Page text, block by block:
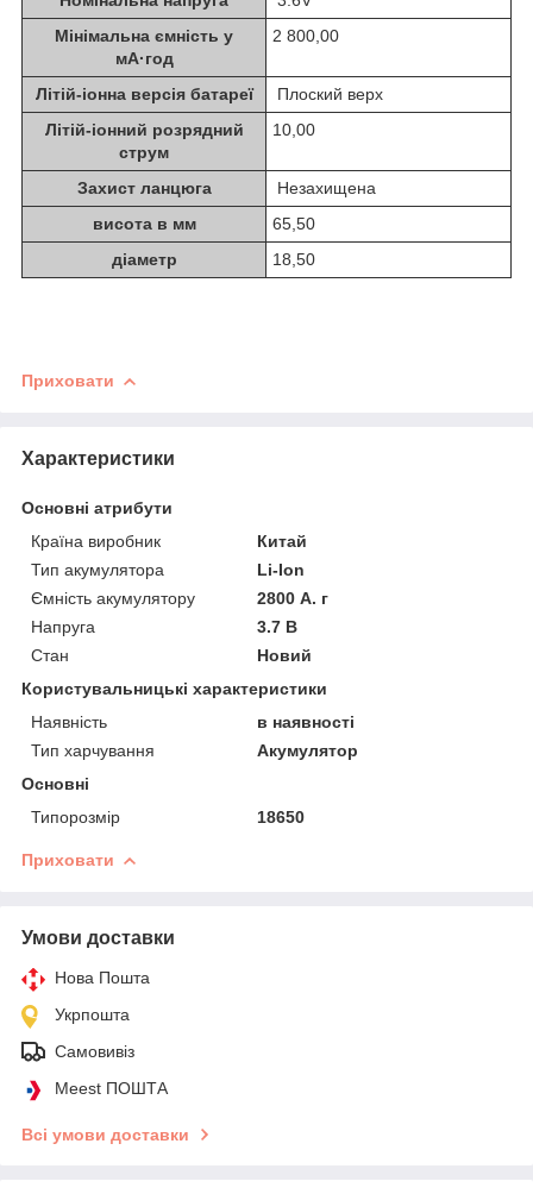
Мінімальна ємність у
мА·год
2 800,00
Літій-іонна версія батареї
Плоский верх
Літій-іонний розрядний
струм
10,00
Захист ланцюга
Незахищена
висота в мм
65,50
діаметр
18,50
Приховати
Характеристики
Основні атрибути
Країна виробник
Китай
Тип акумулятора
Li-Ion
Ємність акумулятору
2800 А. г
Напруга
3.7 В
Стан
Новий
Користувальницькі характеристики
Наявність
в наявності
Тип харчування
Акумулятор
Основні
Типорозмір
18650
Приховати
Умови доставки
Нова Пошта
Укрпошта
Самовивіз
Meest ПОШТА
Всі умови доставки